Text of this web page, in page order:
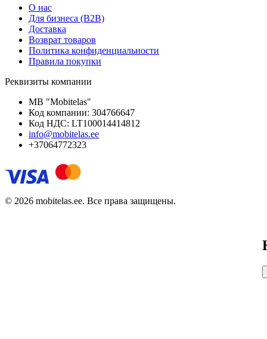
О нас
Для бизнеса (B2B)
Доставка
Возврат товаров
Политика конфиденциальности
Правила покупки
Реквизиты компании
MB "Mobitelas"
Код компании: 304766647
Код НДС: LT100014414812
info@mobitelas.ee
+37064772323
© 2026 mobitelas.ee. Все права защищены.